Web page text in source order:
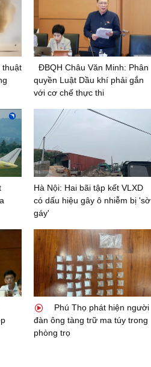
thuật
ĐBQH Châu Văn Minh: Phân
quyền Luật Dầu khí phải gắn
với cơ chế thực thi
Hà Nội: Hai bãi tập kết VLXD
có dấu hiệu gây ô nhiễm bị 'sờ
gáy'
Phú Thọ phát hiện người
đàn ông tàng trữ ma túy trong
phòng trọ